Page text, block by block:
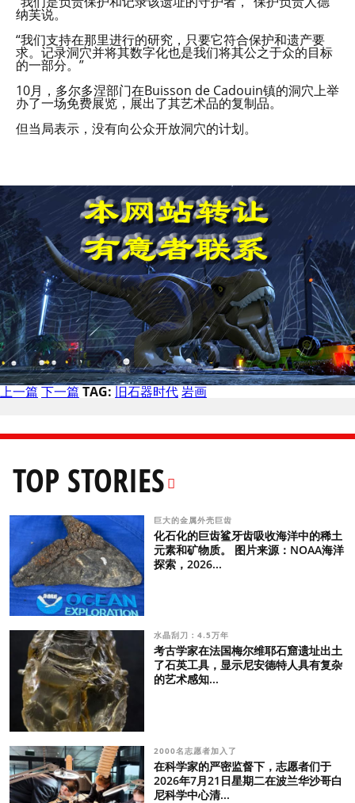
纳芙说。
“我们支持在那里进行的研究，只要它符合保护和遗产要
求。记录洞穴并将其数字化也是我们将其公之于众的目标
的一部分。”
10月，多尔多涅部门在Buisson de Cadouin镇的洞穴上举
办了一场免费展览，展出了其艺术品的复制品。
但当局表示，没有向公众开放洞穴的计划。
上一篇 下一篇 TAG: 旧石器时代岩画
TOP STORIES
巨大的金属外壳巨齿
化石化的巨齿鲨牙齿吸收海洋中的稀土
元素和矿物质。 图片来源：NOAA海洋
探索，2026...
水晶刮刀：4.5万年
考古学家在法国梅尔维耶石窟遗址出土
了石英工具，显示尼安德特人具有复杂
的艺术感知...
2000名志愿者加入了
在科学家的严密监督下，志愿者们于
2026年7月21日星期二在波兰华沙哥白
尼科学中心清...